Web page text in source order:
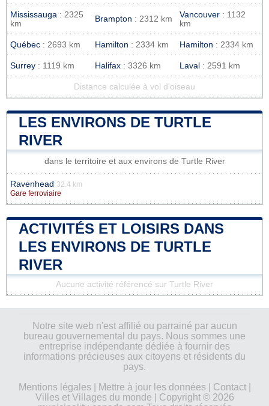
Mississauga : 2325
km
Brampton : 2312 km Vancouver : 1132
km
Québec : 2693 km Hamilton : 2334 km Hamilton : 2334 km
Surrey : 1119 km Halifax : 3326 km Laval : 2591 km
Distance calculée à vol d'oiseau
LES ENVIRONS DE TURTLE
RIVER
dans le territoire et aux environs de Turtle River
Ravenhead 32.4 km
Gare ferroviaire
ACTIVITÉS ET LOISIRS DANS
LES ENVIRONS DE TURTLE
RIVER
Aucune activité référencé sur Turtle River
Notre site web n'est affilié ou parrainé par aucun
bureau gouvernemental du pays. Nous sommes une
entreprise indépendante dédiée à fournir des
informations précieuses aux citoyens et résidents du
pays.
Mentions légales| Mettre à jour les données| Contact|
Villes et Villages du monde | Copyright © 2026